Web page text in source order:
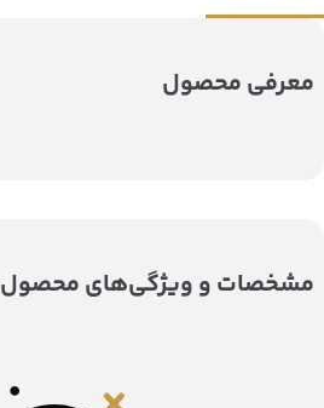
معرفی محصول
مشخصات و ویژگی‌های محصول